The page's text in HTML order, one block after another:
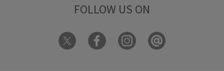
FOLLOW US ON